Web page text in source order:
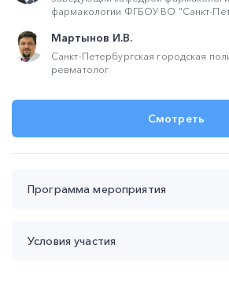
фармакологии ФГБОУ ВО "Санкт-
Мартынов И.В.
Санкт-Петербургская городская
ревматолог
Смотреть
Программа мероприятия
Условия участия